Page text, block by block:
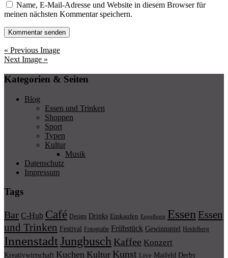
Name, E-Mail-Adresse und Website in diesem Browser für
meinen nächsten Kommentar speichern.
« Previous Image
Next Image »
Kategorien & Seiten
Blog
Essen und Trinken
Shoppen
Sport
Typen
Kultur
Musik
Datenschutz
Impressum
Tags
Bar C-Hub Café Design Drinks Einkaufen Engelhorn Essen Essen
und Trinken Festival Fotografie Frühstück Gewinnspiel Heidelberg
InnenstadtJungbusch Kaffee Konzert
Kreativwirtschaft Kuchen Kultur Kunst Live Maifeld Derby